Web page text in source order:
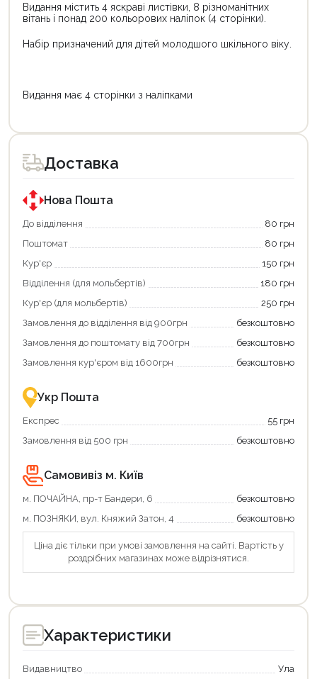
Видання містить 4 яскраві листівки, 8 різноманітних
вітань і понад 200 кольорових наліпок (4 сторінки).
Набір призначений для дітей молодшого шкільного віку.
Видання має 4 сторінки з наліпками
товар
для
покупки
державною
програмою
«Національний
кешбек».
покупку
«Національний
кешбек»
та
отримуйте
повернення
Економте
більше
-
із
державною
Доставка
Нова Пошта
До відділення
80 грн
Поштомат
80 грн
Кур'єр
150 грн
Відділення (для мольбертів)
180 грн
Кур'єр (для мольбертів)
250 грн
Замовлення до відділення від 900грн
безкоштовно
Замовлення до поштомату від 700грн
безкоштовно
Замовлення кур'єром від 1600грн
безкоштовно
Укр Пошта
Експрес
55 грн
Замовлення від 500 грн
безкоштовно
Самовивіз м. Київ
м. ПОЧАЙНА, пр-т Бандери, 6
безкоштовно
м. ПОЗНЯКИ, вул. Княжий Затон, 4
безкоштовно
Ціна діє тільки при умові замовлення на сайті. Вартість у
роздрібних магазинах може відрізнятися.
Характеристики
Видавництво Ула